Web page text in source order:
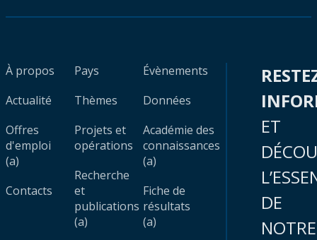
À propos
Actualité
Offres
d'emploi
(a)
Contacts
Pays
Thèmes
Projets et
opérations
Recherche
et
publications
(a)
Évènements
Données
Académie des
connaissances
(a)
Fiche de
résultats
(a)
ET
DE
NOTRE